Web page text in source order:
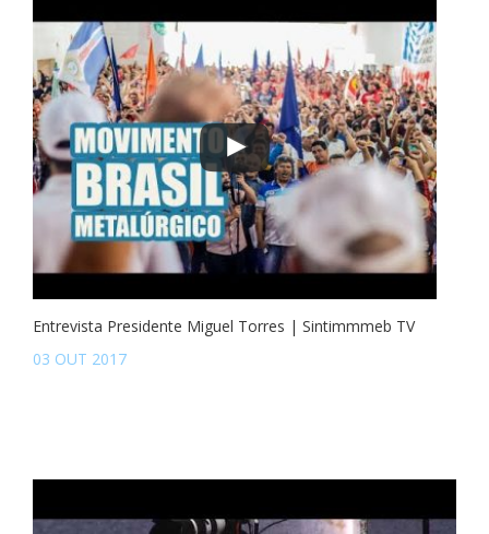
Entrevista Presidente Miguel Torres | Sintimmmeb TV
03 OUT 2017